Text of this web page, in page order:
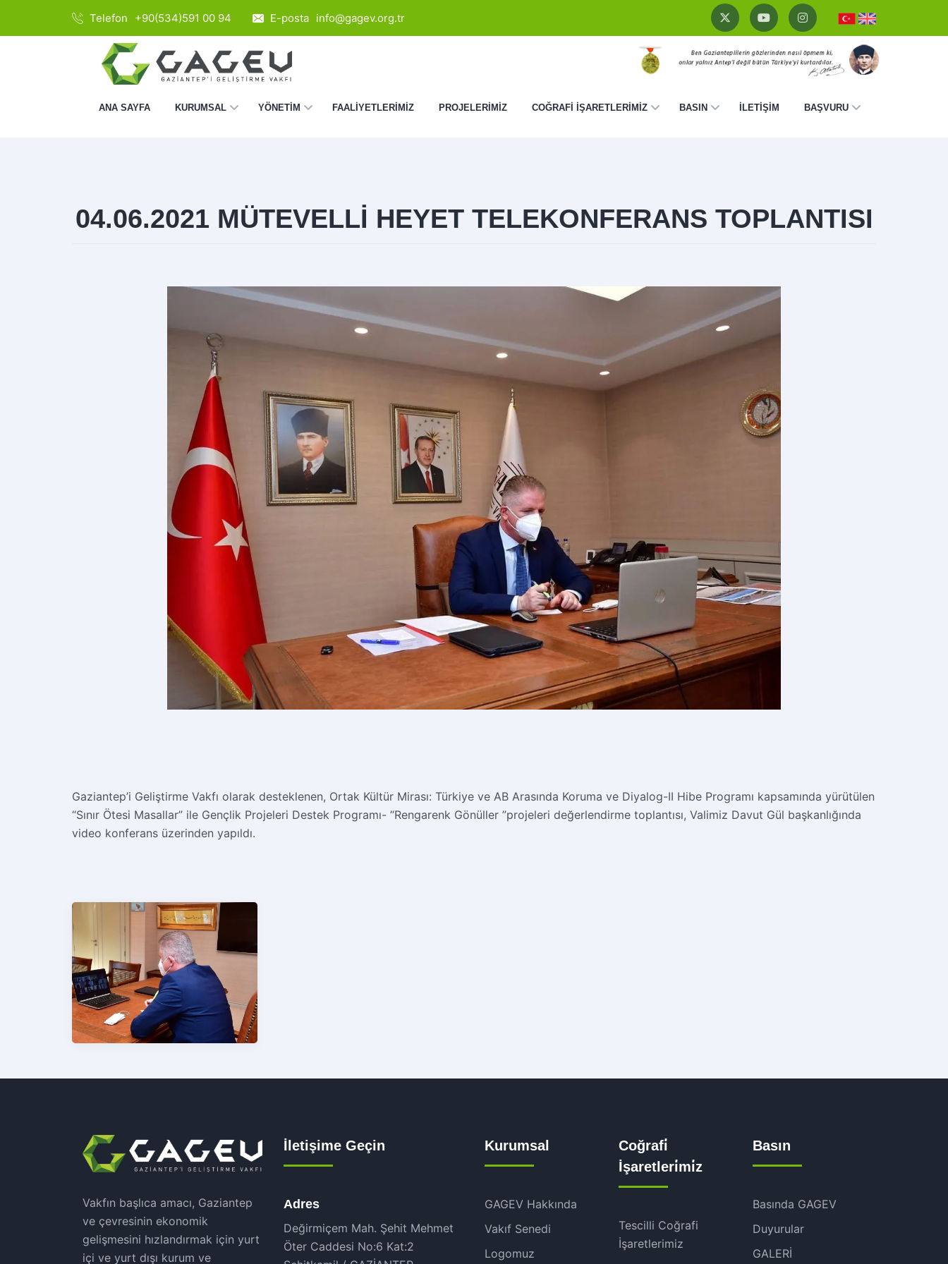
Telefon +90(534)591 00 94 E-posta info@gagev.org.tr
ANA SAYFA KURUMSAL YÖNETİM FAALİYETLERİMİZ PROJELERİMİZ COĞRAFİ İŞARETLERİMİZ BASIN İLETİŞİM BAŞVURU
04.06.2021 MÜTEVELLİ HEYET TELEKONFERANS TOPLANTISI
Gaziantep’i Geliştirme Vakfı olarak desteklenen, Ortak Kültür Mirası: Türkiye ve AB Arasında Koruma ve Diyalog-II Hibe Programı kapsamında yürütülen
“Sınır Ötesi Masallar” ile Gençlik Projeleri Destek Programı- “Rengarenk Gönüller ”projeleri değerlendirme toplantısı, Valimiz Davut Gül başkanlığında
video konferans üzerinden yapıldı.
Vakfın başlıca amacı, Gaziantep
ve çevresinin ekonomik
gelişmesini hızlandırmak için yurt
içi ve yurt dışı kurum ve
İletişime Geçin
Adres
Değirmiçem Mah. Şehit Mehmet
Öter Caddesi No:6 Kat:2
Kurumsal
GAGEV Hakkında
Vakıf Senedi
Logomuz
Coğrafi̇
İşaretleri̇mi̇z
Tescilli Coğrafi
İşaretlerimiz
Basın
Basında GAGEV
Duyurular
GALERİ